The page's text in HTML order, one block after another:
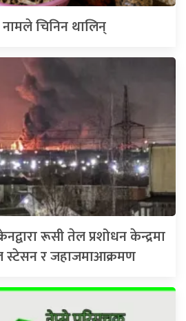
चिनिन थालिन्
रूसी तेल प्रशोधन केन्द्रमा
स्टेसन र जहाजमाआक्रमण